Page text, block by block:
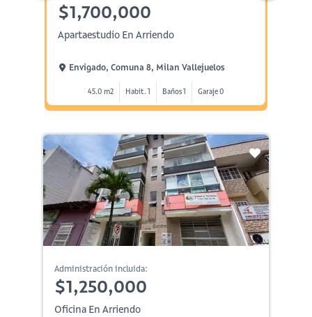
$1,700,000
Apartaestudio En Arriendo
Envigado, Comuna 8, Milan Vallejuelos
45.0 m2 Habit. 1 Baños 1 Garaje 0
Administración incluida:
$1,250,000
Oficina En Arriendo